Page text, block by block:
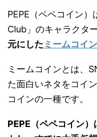
PEPE（ペペコイン
Club」のキャラクタ
元にした ミームコイン
ミームコインとは、
た面白いネタをコイ
コインの一種です。
PEPE（ペペコイン